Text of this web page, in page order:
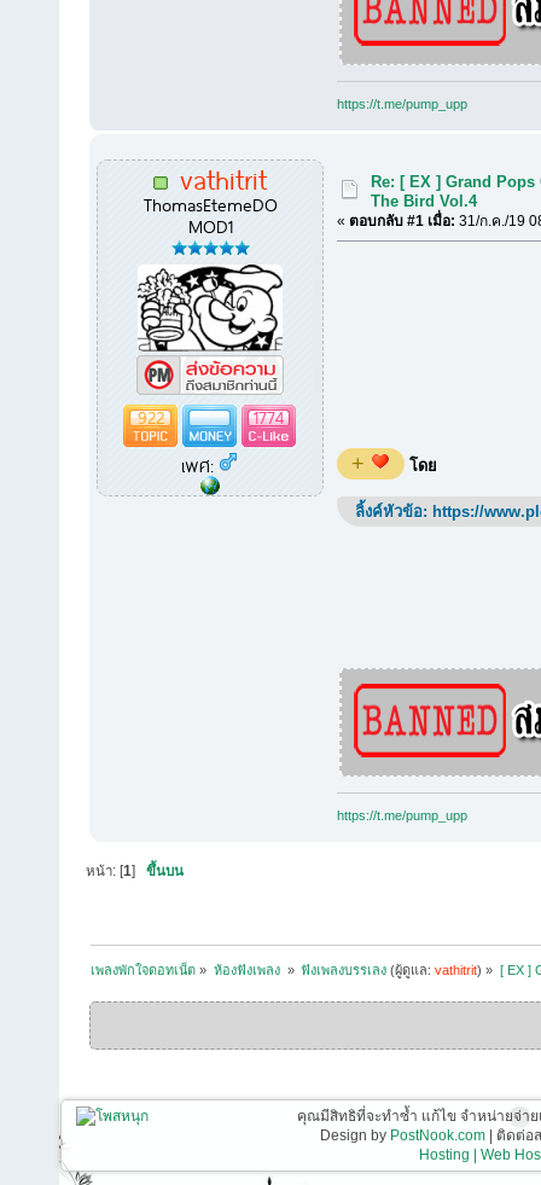
https://t.me/pump_upp
vathitrit
ThomasEtemeDO
MOD1
922
1774
เพศ:
Re: [ EX ] Grand
The Bird Vol.4
« ตอบกลับ #1 เมื่อ: 31/ก.ค./19
+ โดย
ลิ้งค์หัวข้อ: https://
https://t.me/pump_upp
หน้า: [1 ]ขึ้นบน
เพลงพักใจดอทเน็ต » ห้องฟังเพลง » ฟังเพลงบรรเลง (ผู้ดูแล:vathitrit) » [ EX ]
คุณมีสิทธิที่จะทำซ้ำ แก้ไข จำหน่ายจ่า
Design by PostNook.com| ติดต่อส
Hosting | Web